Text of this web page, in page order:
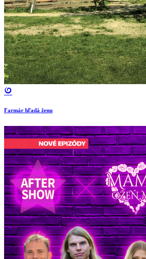
Farmár hľadá ženu